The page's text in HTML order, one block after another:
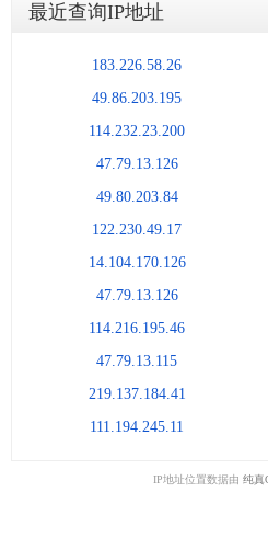
最近查询IP地址
183.226.58.26
49.86.203.195
114.232.23.200
47.79.13.126
49.80.203.84
122.230.49.17
14.104.170.126
47.79.13.126
114.216.195.46
47.79.13.115
219.137.184.41
111.194.245.11
IP地址位置数据由 纯真